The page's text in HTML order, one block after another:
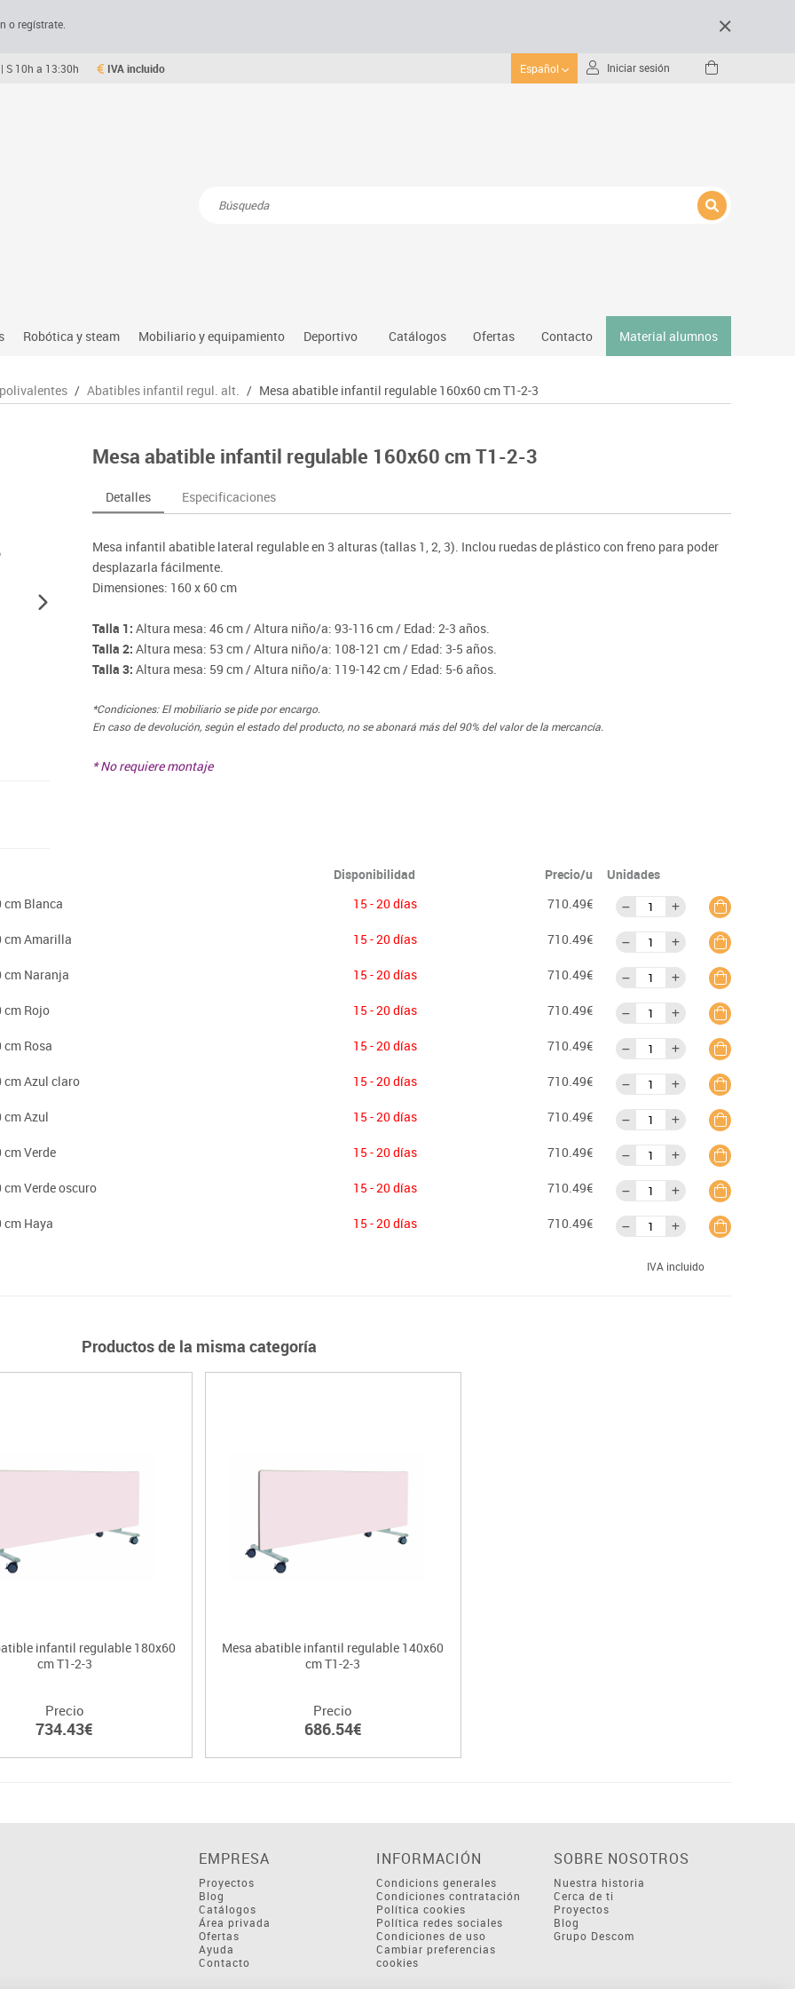
o regístrate.
S 10h a 13:30h IVA incluido Español Iniciar sesión
natural, social y cultural
Ordenadores y tablets
Soportes
Videoproyección
Robótica y steam
Robótica educativa
Mobiliario y equipamiento
Mesas comedor plegables y desplegables
Mobiliario oficina y despacho
Mesas escolares, abatibles y polivalentes
Percheros, baldas y taquillas
Sillas, bancos y taburetes
Deportivo
Deportes alternativos
Balones y pelotas
Entrenamiento
Gimnasio
Protección deportiva
Deportes raqueta
Gimnasia rítmica
Catálogos Ofertas Contacto Material alumnos
/ Abatibles infantil regul. alt. / Mesa abatible infantil regulable 160x60 cm T1-2-3
Mesa abatible infantil regulable 160x60 cm T1-2-3
Detalles Especificaciones
Mesa infantil abatible lateral regulable en 3 alturas (tallas 1, 2, 3). Inclou ruedas de plástico con freno para poder
desplazarla fácilmente.
Dimensiones: 160 x 60 cm
Talla 1: Altura mesa: 46 cm / Altura niño/a: 93-116 cm / Edad: 2-3 años.
Talla 2: Altura mesa: 53 cm / Altura niño/a: 108-121 cm / Edad: 3-5 años.
Talla 3: Altura mesa: 59 cm / Altura niño/a: 119-142 cm / Edad: 5-6 años.
*Condiciones: El mobiliario se pide por encargo.
En caso de devolución, según el estado del producto, no se abonará más del 90% del valor de la mercancía.
* No requiere montaje
Disponibilidad Precio/u
Unidades
Blanca 15 - 20 días 710.49€
cm Amarilla 15 - 20 días 710.49€
Naranja 15 - 20 días 710.49€
Rojo 15 - 20 días 710.49€
Rosa 15 - 20 días 710.49€
Azul claro 15 - 20 días 710.49€
Azul 15 - 20 días 710.49€
Verde 15 - 20 días 710.49€
Verde oscuro 15 - 20 días 710.49€
Haya 15 - 20 días 710.49€
IVA incluido
Productos de la misma categoría
infantil regulable 180x60
cm T1-2-3
Precio
734.43€
Mesa abatible infantil regulable 140x60
cm T1-2-3
Precio
686.54€
EMPRESA
Proyectos
Blog
Catálogos
Área privada
Ofertas
Ayuda
Contacto
INFORMACIÓN
Condicions generales
Condiciones contratación
Política cookies
Política redes sociales
Condiciones de uso
Cambiar preferencias
cookies
SOBRE NOSOTROS
Nuestra historia
Cerca de ti
Proyectos
Blog
Grupo Descom